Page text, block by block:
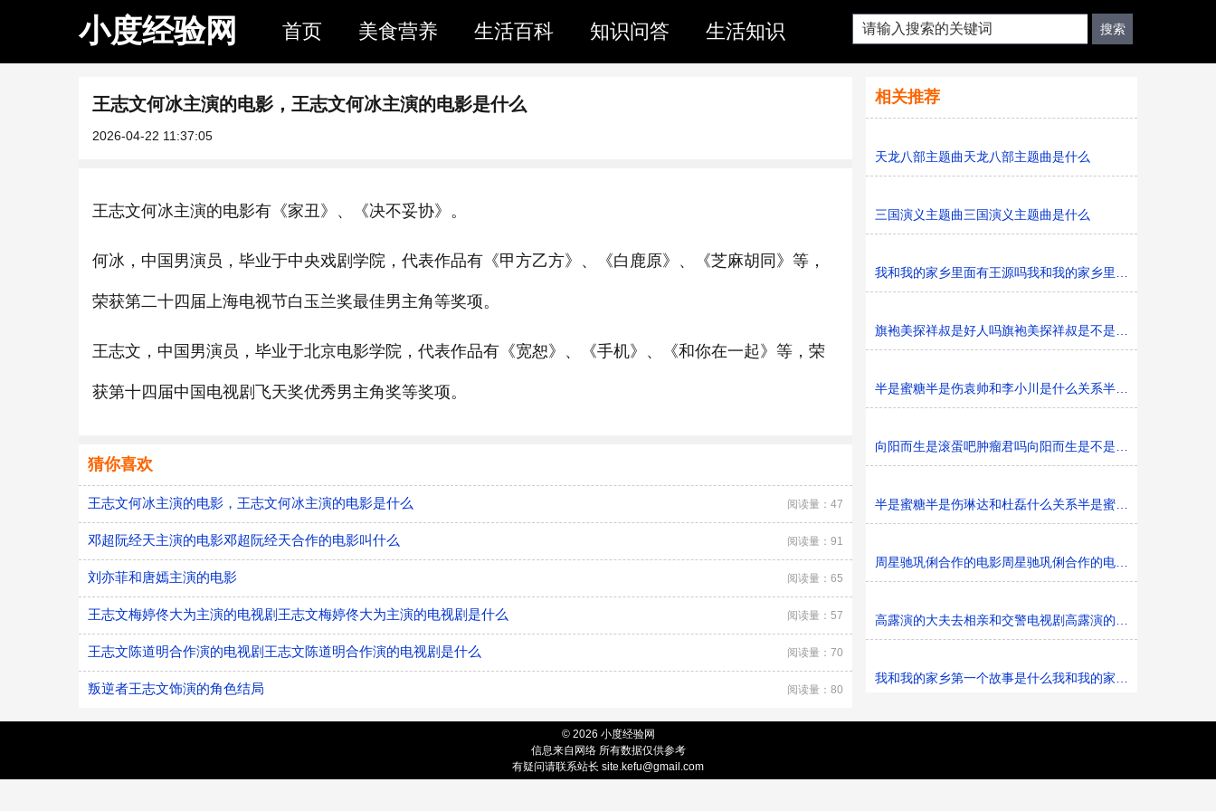
小度经验网 首页 美食营养 生活百科 知识问答 生活知识
王志文何冰主演的电影，王志文何冰主演的电影是什么
2026-04-22 11:37:05
王志文何冰主演的电影有《家丑》、《决不妥协》。
何冰，中国男演员，毕业于中央戏剧学院，代表作品有《甲方乙方》、《白鹿原》、《芝麻胡同》等，
荣获第二十四届上海电视节白玉兰奖最佳男主角等奖项。
王志文，中国男演员，毕业于北京电影学院，代表作品有《宽恕》、《手机》、《和你在一起》等，荣
获第十四届中国电视剧飞天奖优秀男主角奖等奖项。
猜你喜欢
王志文何冰主演的电影，王志文何冰主演的电影是什么 阅读量：47
邓超阮经天主演的电影邓超阮经天合作的电影叫什么 阅读量：91
刘亦菲和唐嫣主演的电影 阅读量：65
王志文梅婷佟大为主演的电视剧王志文梅婷佟大为主演的电视剧是什么 阅读量：57
王志文陈道明合作演的电视剧王志文陈道明合作演的电视剧是什么 阅读量：70
叛逆者王志文饰演的角色结局 阅读量：80
相关推荐
天龙八部主题曲天龙八部主题曲是什么
三国演义主题曲三国演义主题曲是什么
我和我的家乡里面有王源吗我和我的家乡里面有不有王源
旗袍美探祥叔是好人吗旗袍美探祥叔是不是好人
半是蜜糖半是伤袁帅和李小川是什么关系半是蜜糖半是伤袁
向阳而生是滚蛋吧肿瘤君吗向阳而生是不是滚蛋吧肿瘤君
半是蜜糖半是伤琳达和杜磊什么关系半是蜜糖半是伤琳达和
周星驰巩俐合作的电影周星驰巩俐合作的电影是什么
高露演的大夫去相亲和交警电视剧高露演的大夫去和交警相
我和我的家乡第一个故事是什么我和我的家乡的第一个故事是
© 2026 小度经验网
信息来自网络 所有数据仅供参考
有疑问请联系站长 site.kefu@gmail.com